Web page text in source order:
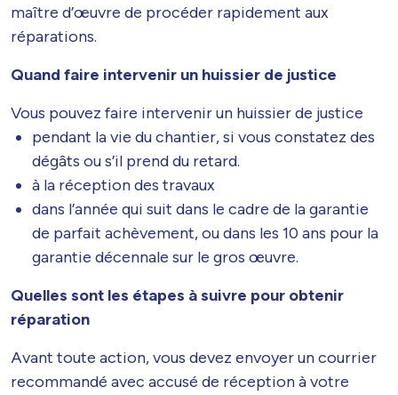
maître d’œuvre de procéder rapidement aux
réparations.
Quand faire intervenir un huissier de justice
Vous pouvez faire intervenir un huissier de justice
pendant la vie du chantier, si vous constatez des
dégâts ou s’il prend du retard.
à la réception des travaux
dans l’année qui suit dans le cadre de la garantie
de parfait achèvement, ou dans les 10 ans pour la
garantie décennale sur le gros œuvre.
Quelles sont les étapes à suivre pour obtenir
réparation
Avant toute action, vous devez envoyer un courrier
recommandé avec accusé de réception à votre